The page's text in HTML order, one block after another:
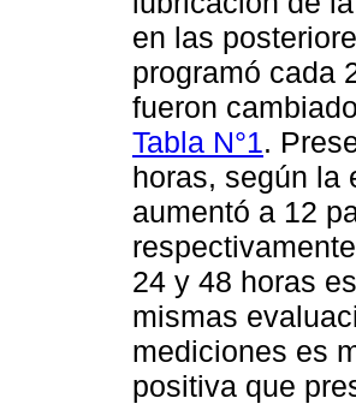
en las
programó cada
fueron
Tabla N°1 .
horas, según la
aumentó a 12
24 y 48 horas
mismas
mediciones es
positiva que